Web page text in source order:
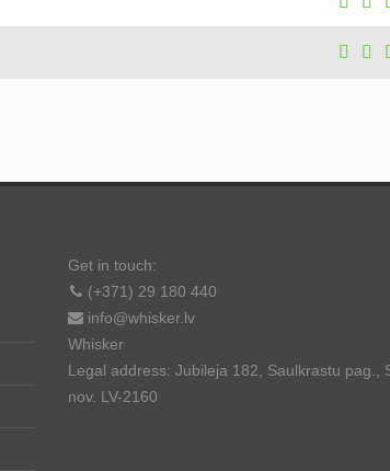
Get in touch:
(+371) 29 180 440
info@whisker.lv
Whisker
Legal address: Jubileja 182, Saulkrastu pag.,
nov. LV-2160